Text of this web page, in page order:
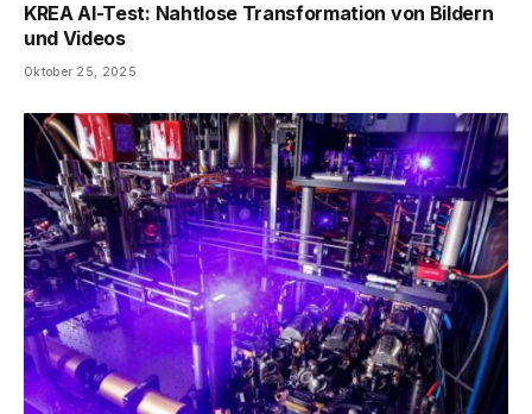
KREA AI-Test: Nahtlose Transformation von Bildern
und Videos
Oktober 25, 2025